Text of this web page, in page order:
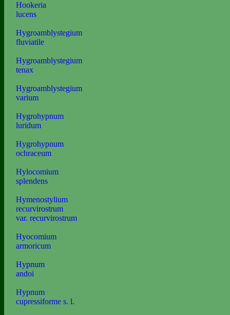
Hookeria
lucens
Hygroamblystegium
fluviatile
Hygroamblystegium
tenax
Hygroamblystegium
varium
Hygrohypnum
luridum
Hygrohypnum
ochraceum
Hylocomium
splendens
Hymenostylium
recurvirostrum
var. recurvirostrum
Hyocomium
armoricum
Hypnum
andoi
Hypnum
cupressiforme s. l.